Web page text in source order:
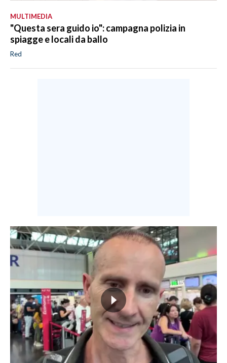
MULTIMEDIA
"Questa sera guido io": campagna polizia in
spiagge e locali da ballo
Red